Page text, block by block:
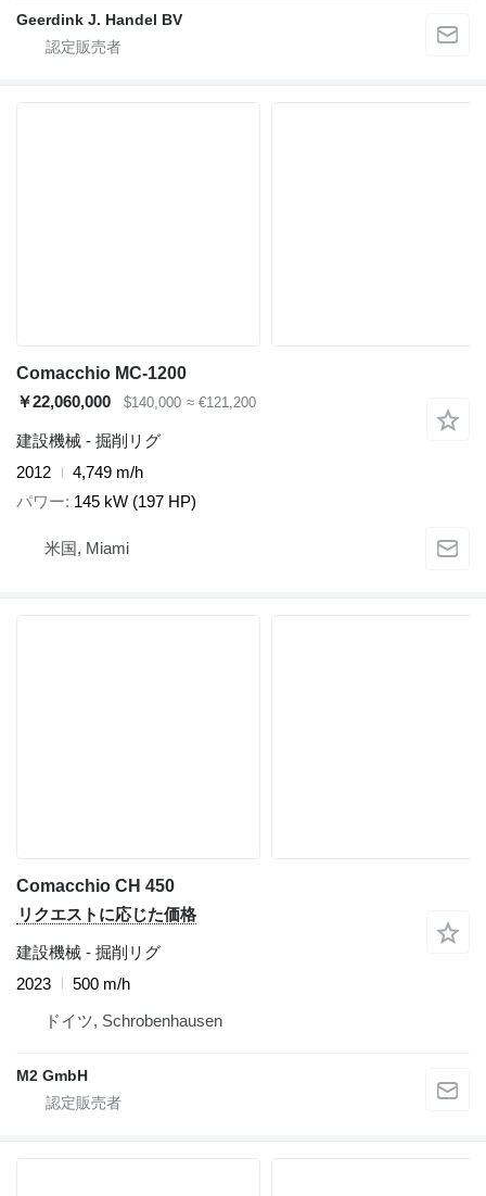
Geerdink J. Handel BV
Comacchio MC-1200
￥22,060,000
$140,000 ≈ €121,200
建設機械 - 掘削リグ
2012
4,749 m/h
パワー 145 kW (197 HP)
米国, Miami
Comacchio CH 450
リクエストに応じた価格
建設機械 - 掘削リグ
2023
500 m/h
ドイツ, Schrobenhausen
M2 GmbH